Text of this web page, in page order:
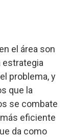
el área son
estrategia
problema, y
que la
se combate
eficiente
da como